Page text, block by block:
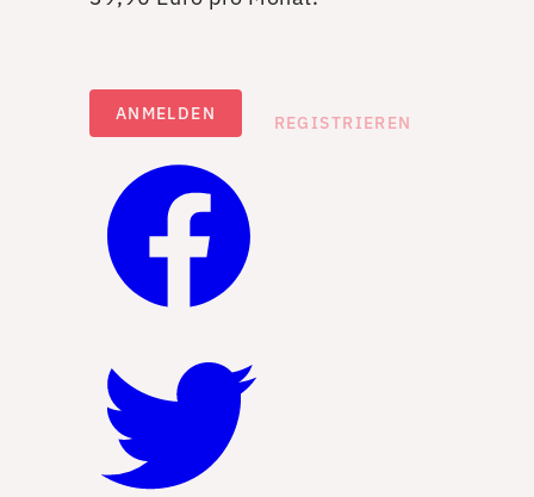
ANMELDEN REGISTRIEREN